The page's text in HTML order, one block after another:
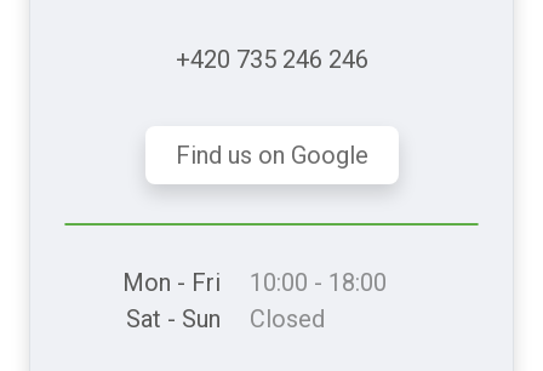
+420 735 246 246
Find us on Google
Mon - Fri
10:00 - 18:00
Sat - Sun
Closed